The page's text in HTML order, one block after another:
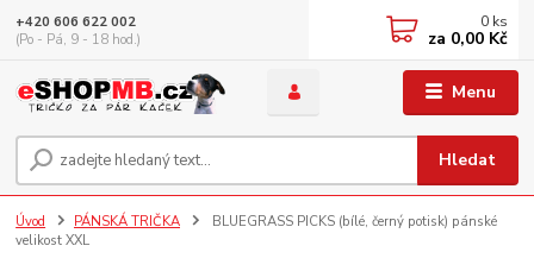
Menu
Hledat
+420 606 622 002
(Po - Pá, 9 - 18 hod.)
0 ks
za 0,00 Kč
Úvod PÁNSKÁ TRIČKA
BLUEGRASS PICKS (bílé, černý potisk) pánské
velikost XXL